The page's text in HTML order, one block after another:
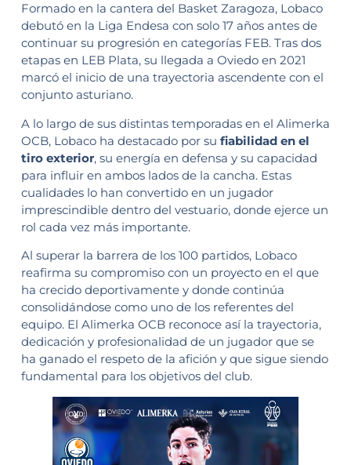
Formado en la cantera del Basket Zaragoza, Lobaco
debutó en la Liga Endesa con solo 17 años antes de
continuar su progresión en categorías FEB. Tras dos
etapas en LEB Plata, su llegada a Oviedo en 2021
marcó el inicio de una trayectoria ascendente con el
conjunto asturiano.
A lo largo de sus distintas temporadas en el Alimerka
OCB, Lobaco ha destacado por su fiabilidad en el
tiro exterior, su energía en defensa y su capacidad
para influir en ambos lados de la cancha. Estas
cualidades lo han convertido en un jugador
imprescindible dentro del vestuario, donde ejerce un
rol cada vez más importante.
Al superar la barrera de los 100 partidos, Lobaco
reafirma su compromiso con un proyecto en el que
ha crecido deportivamente y donde continúa
consolidándose como uno de los referentes del
equipo. El Alimerka OCB reconoce así la trayectoria,
dedicación y profesionalidad de un jugador que se
ha ganado el respeto de la afición y que sigue siendo
fundamental para los objetivos del club.